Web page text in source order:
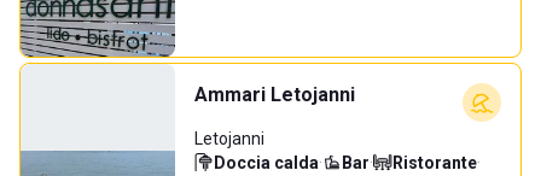
Ammari Letojanni
Letojanni
Doccia calda· Bar· Ristorante·